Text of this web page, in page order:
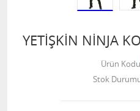
YETİŞKİN NİNJA
Ürün Kodu
Stok